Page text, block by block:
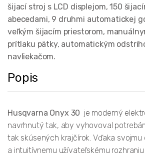
šijací stroj s LCD displejom, 150
abecedami, 9 druhmi automatickej
veľkým šijacím priestorom,
prítlaku pätky, automatickým
navliekačom.
Popis
Husqvarna Onyx 30 je moderný
navrhnutý tak, aby vyhovoval
tak skúsených krajčírok. Vďaka svojmu
a intuitívnemu užívateľskému